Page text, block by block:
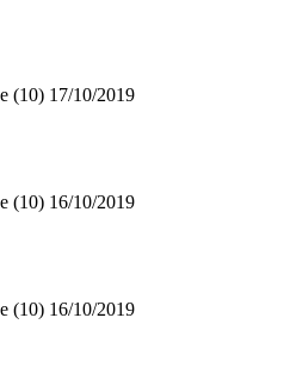
(10) 17/10/2019
(10) 16/10/2019
(10) 16/10/2019